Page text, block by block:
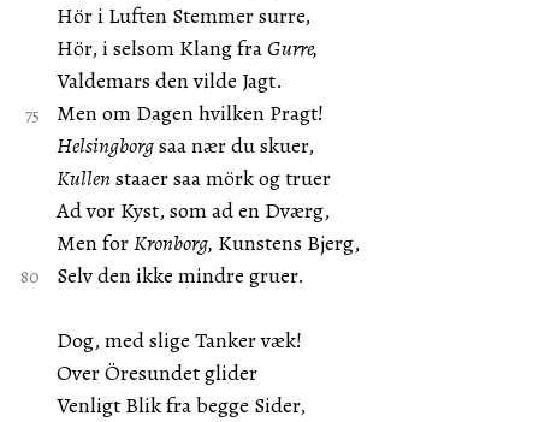
Hör i Luften Stemmer surre,
Hör, i selsom Klang fraGurre,
Valdemars den vilde Jagt.
Men om Dagen hvilken Pragt!
Helsingborgsaa nær du skuer,
Kullen staaer saa mörk og truer
Ad vor Kyst, som ad en Dværg,
Men forKronborg, Kunstens Bjerg,
Selv den ikke mindre gruer.
Dog, med slige Tanker væk!
Over Öresundet glider
Venligt Blik fra begge Sider,